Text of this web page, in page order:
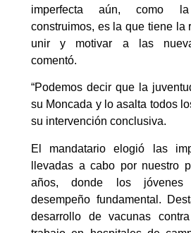
imperfecta aún, como
construimos, es la que tiene la
unir y motivar a las
comentó.
“Podemos decir que la
su Moncada y lo asalta todos
su intervención conclusiva.
El mandatario elogió las
llevadas a cabo por nuestro
años, donde los
desempeño fundamental.
desarrollo de vacunas